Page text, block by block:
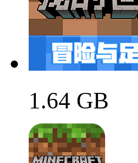
1.64 GB